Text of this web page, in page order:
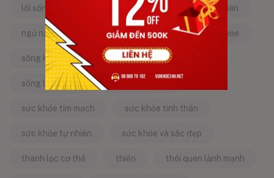
lối sống lành mạnh mật ong mẹo dân gian
ngủ ngon năng lượng tích cực sống khỏe
sống khỏe mỗi ngày sống khỏe đẹp
sống lành mạnh sống tích cực
sức khỏe tim mạch sức khỏe tinh thần
sức khỏe tự nhiên sức khỏe và sắc đẹp
thanh lọc cơ thể thiền thói quen lành mạnh